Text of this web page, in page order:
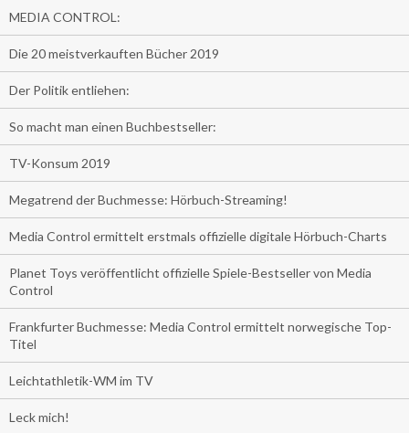
MEDIA CONTROL:
Die 20 meistverkauften Bücher 2019
Der Politik entliehen:
So macht man einen Buchbestseller:
TV-Konsum 2019
Megatrend der Buchmesse: Hörbuch-Streaming!
Media Control ermittelt erstmals offizielle digitale Hörbuch-Charts
Planet Toys veröffentlicht offizielle Spiele-Bestseller von Media
Control
Frankfurter Buchmesse: Media Control ermittelt norwegische Top-
Titel
Leichtathletik-WM im TV
Leck mich!